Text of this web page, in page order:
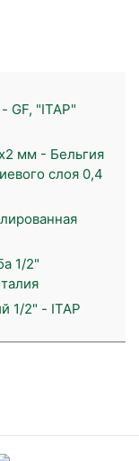
GF, "ITAP"
мм - Бельгия
слоя 0,4
1/2"
1/2" - ITAP